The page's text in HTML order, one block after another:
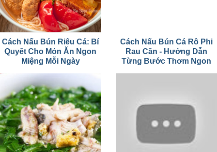
Cách Nấu Bún Riêu Cá: Bí
Quyết Cho Món Ăn Ngon
Miệng Mỗi Ngày
Cách Nấu Bún Cá Rô Phi
Rau Cần - Hướng Dẫn
Từng Bước Thơm Ngon